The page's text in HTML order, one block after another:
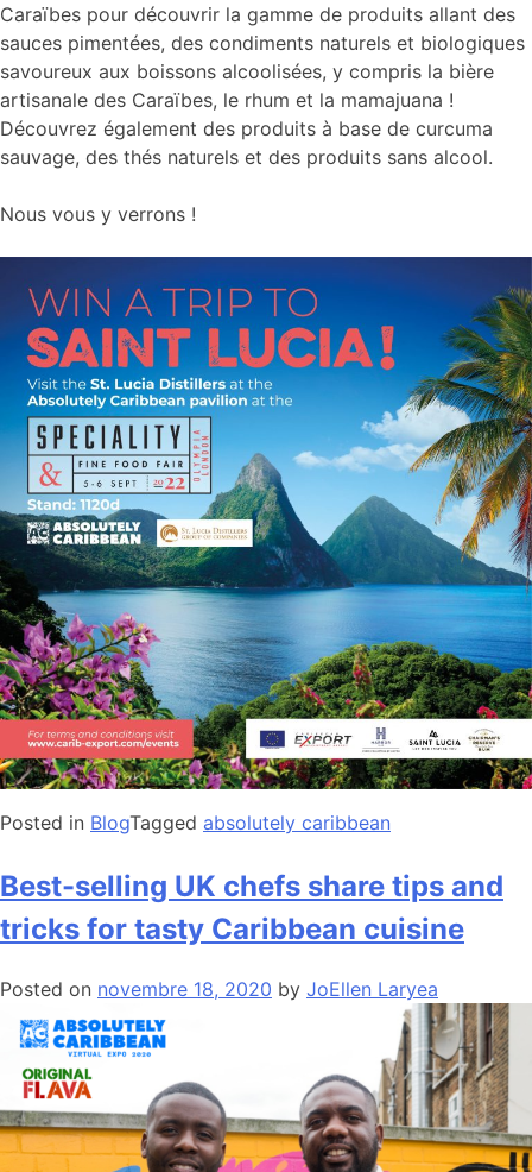
Caraïbes pour découvrir la gamme de produits allant des
sauces pimentées, des condiments naturels et biologiques
savoureux aux boissons alcoolisées, y compris la bière
artisanale des Caraïbes, le rhum et la mamajuana !
Découvrez également des produits à base de curcuma
sauvage, des thés naturels et des produits sans alcool.
Nous vous y verrons !
Posted in BlogTagged absolutely caribbean
Best-selling UK chefs share tips and
tricks for tasty Caribbean cuisine
Posted on novembre 18, 2020 by JoEllen Laryea